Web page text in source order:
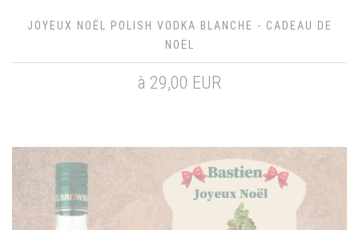
JOYEUX NOËL POLISH VODKA BLANCHE - CADEAU DE
NOËL
à 29,00 EUR